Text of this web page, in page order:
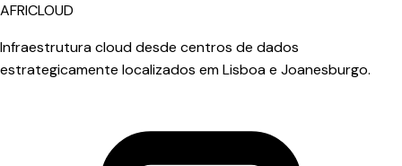
AFRICLOUD
Infraestrutura cloud desde centros de dados
estrategicamente localizados em Lisboa e Joanesburgo.